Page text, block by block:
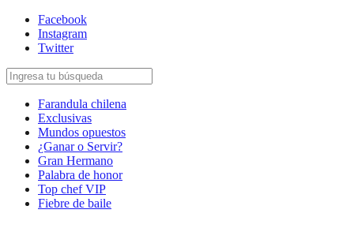
Facebook
Instagram
Twitter
Farandula chilena
Exclusivas
Mundos opuestos
¿Ganar o Servir?
Gran Hermano
Palabra de honor
Top chef VIP
Fiebre de baile